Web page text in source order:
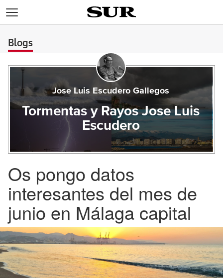
Blogs
Jose Luis Escudero Gallegos
Tormentas y Rayos Jose Luis
Escudero
Os pongo datos
interesantes del mes de
junio en Málaga capital